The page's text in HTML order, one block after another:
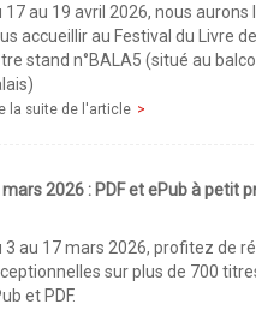
17 au 19 avril 2026, nous aurons
accueillir au Festival du Livre
stand n°BALA5 (situé au
la suite de l'article
2026 : PDF et ePub à petit
3 au 17 mars 2026, profitez de
sur plus de 700
et PDF.